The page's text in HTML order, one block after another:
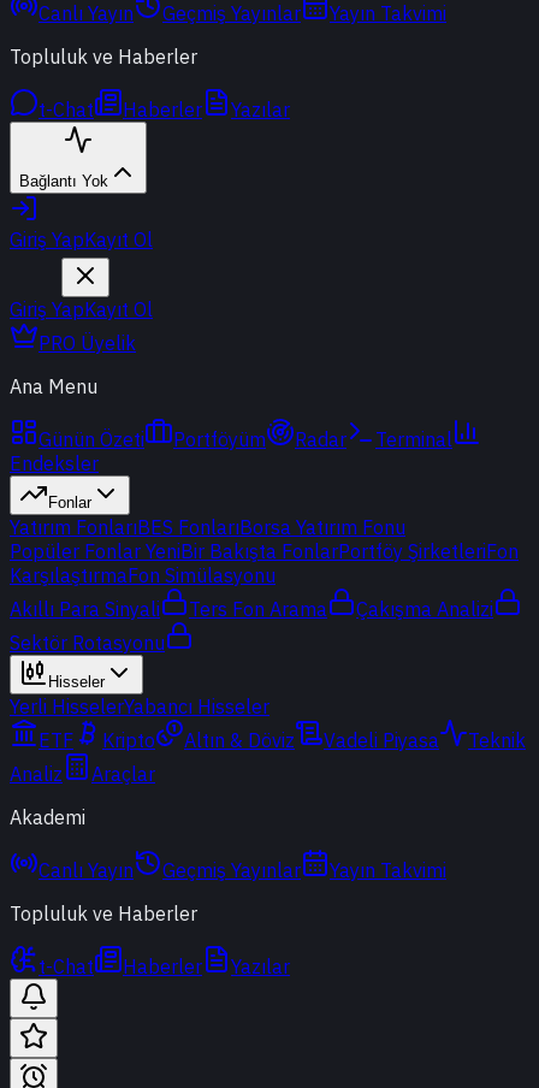
Canlı Yayın Geçmiş Yayınlar
Yayın Takvimi
Topluluk ve Haberler
t-Chat Haberler Yazılar
Bağlantı Yok
Giriş YapKayıt Ol
Giriş YapKayıt Ol
PRO Üyelik
Ana Menu
Günün Özeti Portföyüm Radar
Terminal
Endeksler
Fonlar
Yatırım FonlarıBES FonlarıBorsa Yatırım Fonu
Popüler Fonlar YeniBir Bakışta FonlarPortföy ŞirketleriFon
KarşılaştırmaFon Simülasyonu
Akıllı Para Sinyali
Ters Fon Arama
Çakışma Analizi
Sektör Rotasyonu
Hisseler
Yerli HisselerYabancı Hisseler
ETF
Kripto Altın & Döviz Vadeli Piyasa
Teknik
Analiz
Araçlar
Akademi
Canlı Yayın Geçmiş Yayınlar
Yayın Takvimi
Topluluk ve Haberler
t-Chat Haberler Yazılar